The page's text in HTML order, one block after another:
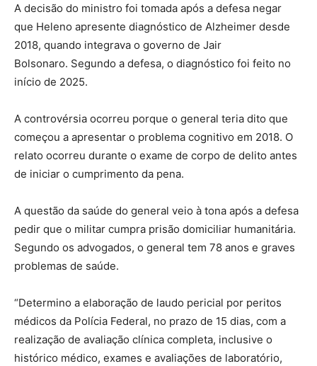
A decisão do ministro foi tomada após a defesa negar
que Heleno apresente diagnóstico de Alzheimer desde
2018, quando integrava o governo de Jair
Bolsonaro. Segundo a defesa, o diagnóstico foi feito no
início de 2025.
A controvérsia ocorreu porque o general teria dito que
começou a apresentar o problema cognitivo em 2018. O
relato ocorreu durante o exame de corpo de delito antes
de iniciar o cumprimento da pena.
A questão da saúde do general veio à tona após a defesa
pedir que o militar cumpra prisão domiciliar humanitária.
Segundo os advogados, o general tem 78 anos e graves
problemas de saúde.
“Determino a elaboração de laudo pericial por peritos
médicos da Polícia Federal, no prazo de 15 dias, com a
realização de avaliação clínica completa, inclusive o
histórico médico, exames e avaliações de laboratório,